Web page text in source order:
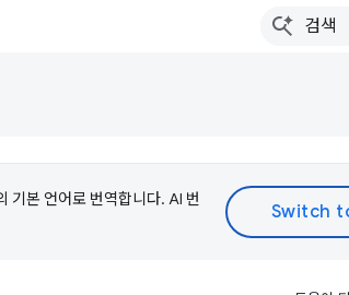
기본 언어로 번역합니다. AI 번